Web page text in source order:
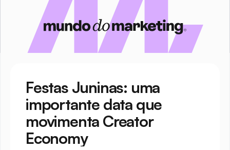
Festas Juninas: uma
importante data que
movimenta Creator
Economy